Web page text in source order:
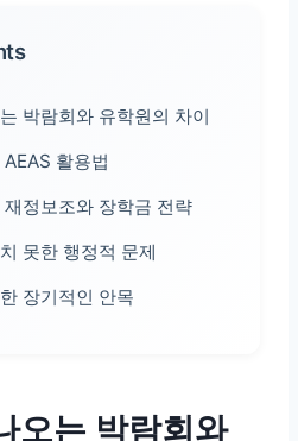
박람회와 유학원의 차이
활용법
정보조와 장학금 전략
못한 행정적 문제
장기적인 안목
오는 박람회와